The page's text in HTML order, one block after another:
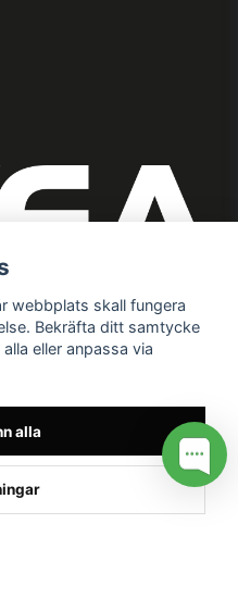
webbplats skall fungera
Bekräfta ditt samtycke
eller anpassa via
alla